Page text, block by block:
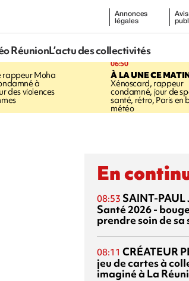
Annonces
légales
RéunionL’actu des collectivités
rappeur Moha
à
des violences
06:50
À LA UNE CE
Xénoscard, rappeur
condamné, jour de
santé, rétro, Paris en
météo
En
08:53 SAINT-PAUL
Santé 2026 -
prendre soin de sa
08:11 CRÉATEUR
jeu de cartes à
imaginé à La